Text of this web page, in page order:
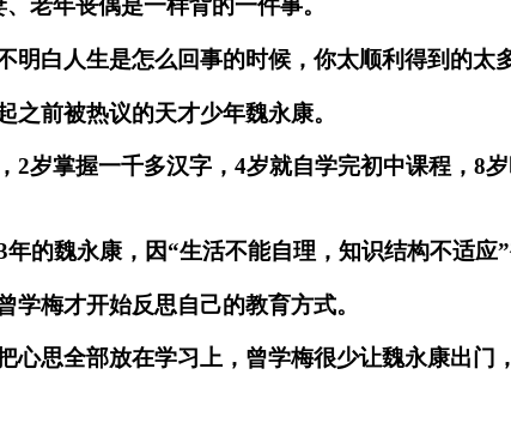
老年丧偶是一样背的一件事。
明白人生是怎么回事的时候，你太顺利得到的太
之前被热议的天才少年魏永康。
2岁掌握一千多汉字，4岁就自学完初中课程，8
的魏永康，因“生活不能自理，知识结构不适应”
学梅才开始反思自己的教育方式。
心思全部放在学习上，曾学梅很少让魏永康出